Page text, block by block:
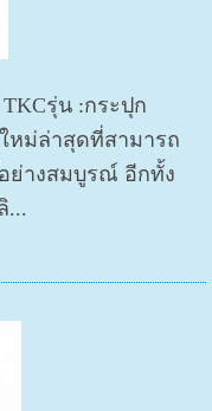
รุ่น :กระปุก
หม่ล่าสุดที่สามารถ
ย่างสมบูรณ์ อีกทั้ง
...